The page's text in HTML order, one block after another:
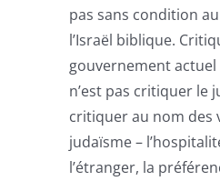
pas sans condition
l’Israël biblique.
gouvernement actuel
n’est pas critiquer le
critiquer au nom des
judaïsme –
l’étranger, la